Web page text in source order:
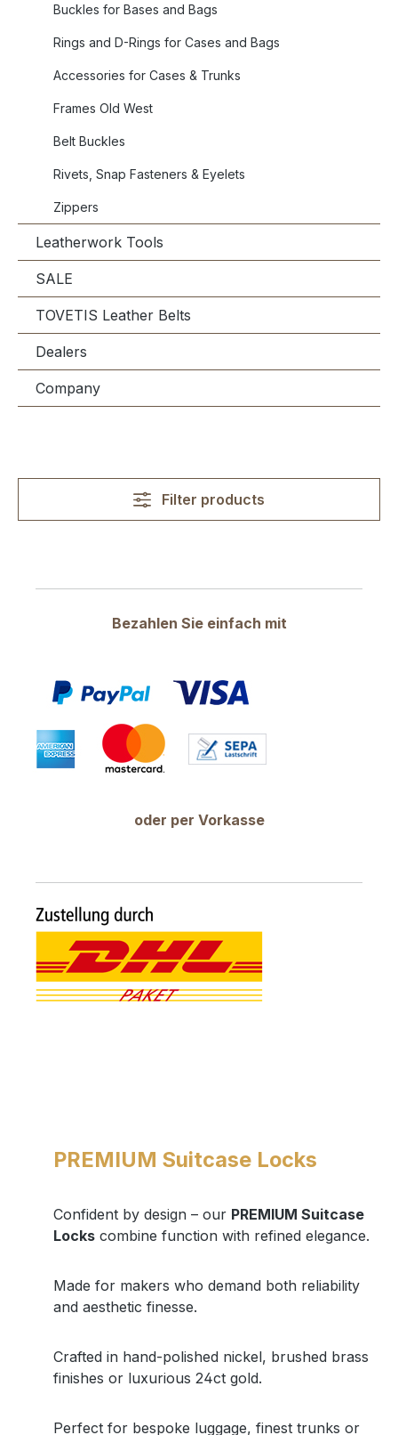
Buckles for Bases and Bags
Rings and D-Rings for Cases and Bags
Accessories for Cases & Trunks
Frames Old West
Belt Buckles
Rivets, Snap Fasteners & Eyelets
Zippers
Leatherwork Tools
SALE
TOVETIS Leather Belts
Dealers
Company
Filter products
Bezahlen Sie einfach mit
oder per Vorkasse
PREMIUM Suitcase Locks
Confident by design – our PREMIUM Suitcase
Locks combine function with refined elegance.
Made for makers who demand both reliability
and aesthetic finesse.
Crafted in hand-polished nickel, brushed brass
finishes or luxurious 24ct gold.
Perfect for bespoke luggage, finest trunks or